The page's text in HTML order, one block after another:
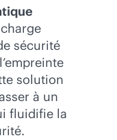
sécurité
solution
à un
fluidifie la